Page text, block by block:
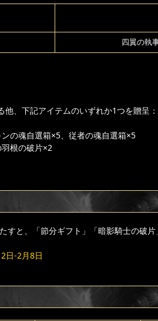
四翼の執
他、下記アイテムのいずれか1つを贈呈：
の魂自選箱×5、従者の魂自選箱×5
根の破片×2
すと、「節分ギフト」「暗影騎士の破
日-2月8日